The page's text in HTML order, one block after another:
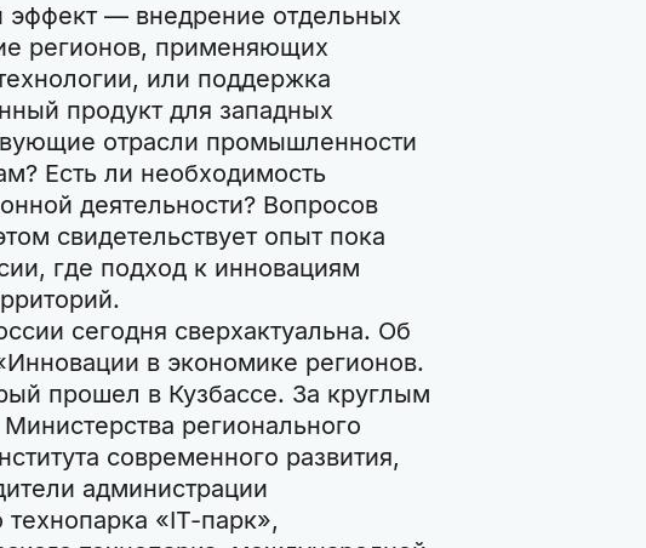
эффект — внедрение отдельных
регионов, применяющих
или поддержка
продукт для западных
отрасли промышленности
Есть ли необходимость
деятельности? Вопросов
свидетельствует опыт пока
где подход к инновациям
сегодня сверхактуальна. Об
в экономике регионов.
прошел в Кузбассе. За круглым
регионального
современного развития,
администрации
«IT-парк»,